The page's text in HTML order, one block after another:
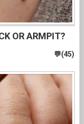
OR ARMPIT?